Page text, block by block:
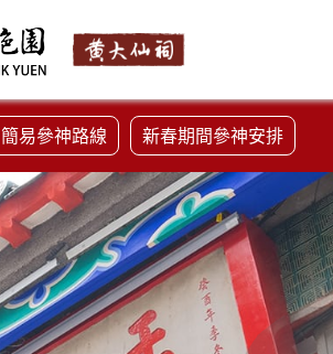
簡易參神路線 新春期間參神安排